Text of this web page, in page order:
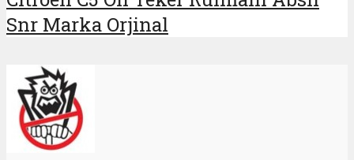
Snr Marka Orjinal